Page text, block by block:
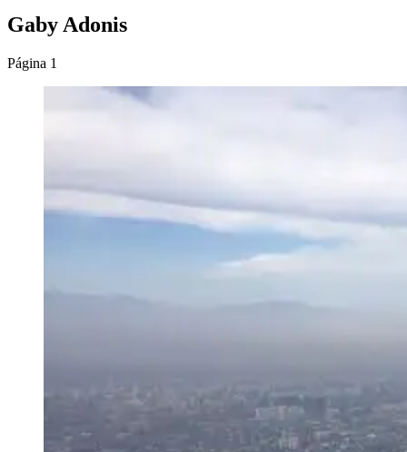
Gaby Adonis
Página 1